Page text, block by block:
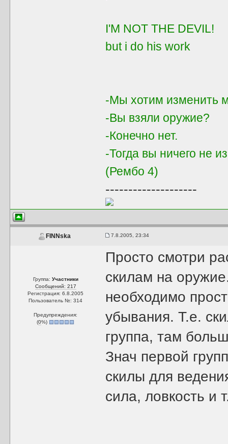
I'M NOT THE DEVIL!
but i do his work
-Мы хотим изменить
-Вы взяли оружие?
-Конечно нет.
-Тогда вы ничего не
(Рембо 4)
--------------------
FINNska 7.8.2005, 23:34
Группа: Участники
Сообщений: 217
Регистрация: 6.8.2005
Пользователь №: 314
Предупреждения:
(0%)
Просто смотри
скилам на
необходимо
убывания. Т.е.
группа, там
Знач первой
скилы для
сила, ловкость и